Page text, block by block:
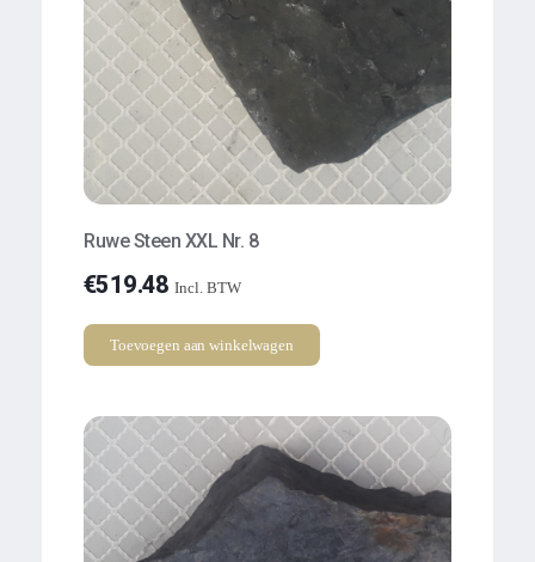
Ruwe Steen XXL Nr. 8
€519.48 Incl. BTW
Toevoegen aan winkelwagen